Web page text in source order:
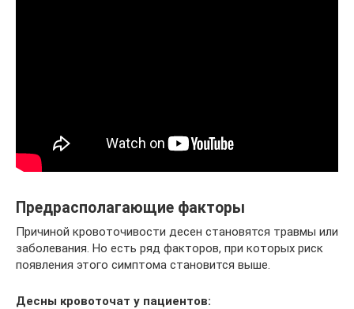
Предрасполагающие факторы
Причиной кровоточивости десен становятся травмы или
заболевания. Но есть ряд факторов, при которых риск
появления этого симптома становится выше.
Десны кровоточат у пациентов: